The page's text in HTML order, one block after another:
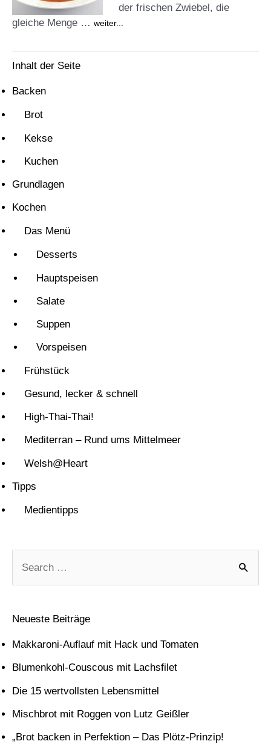
der frischen Zwiebel, die
gleiche Menge … weiter...
Inhalt der Seite
Backen
Brot
Kekse
Kuchen
Grundlagen
Kochen
Das Menü
Desserts
Hauptspeisen
Salate
Suppen
Vorspeisen
Frühstück
Gesund, lecker & schnell
High-Thai-Thai!
Mediterran – Rund ums Mittelmeer
Welsh@Heart
Tipps
Medientipps
n
n
a
c
Neueste Beiträge
Makkaroni-Auflauf mit Hack und Tomaten
Blumenkohl-Couscous mit Lachsfilet
Die 15 wertvollsten Lebensmittel
Mischbrot mit Roggen von Lutz Geißler
„Brot backen in Perfektion – Das Plötz-Prinzip!